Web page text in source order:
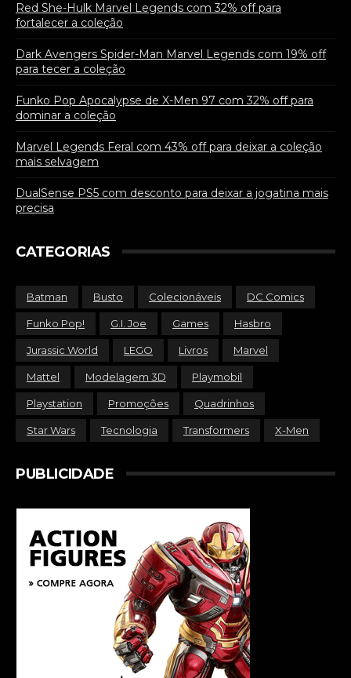
Red She-Hulk Marvel Legends com 32% off para
fortalecer a coleção
Dark Avengers Spider-Man Marvel Legends com 19% off
para tecer a coleção
Funko Pop Apocalypse de X-Men 97 com 32% off para
dominar a coleção
Marvel Legends Feral com 43% off para deixar a coleção
mais selvagem
DualSense PS5 com desconto para deixar a jogatina mais
precisa
CATEGORIAS
Batman Busto Colecionáveis DC Comics
Funko Pop! G.I. Joe Games Hasbro
Jurassic World LEGO Livros Marvel
Mattel Modelagem 3D Playmobil
Playstation Promoções Quadrinhos
Star Wars Tecnologia Transformers X-Men
PUBLICIDADE